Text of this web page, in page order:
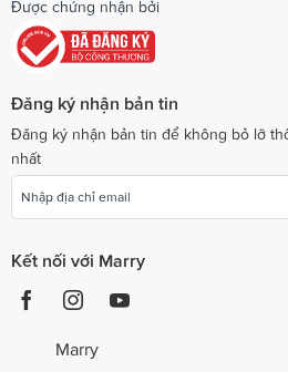
Được chứng nhận bởi
Đăng ký nhận bản tin
Đăng ký nhận bản tin để không bỏ lỡ
nhất
Kết nối với Marry
Marry